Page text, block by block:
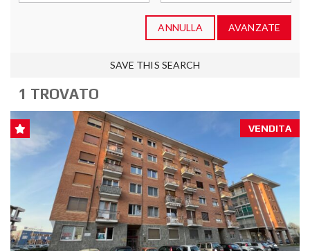
ANNULLA AVANZATE
SAVE THIS SEARCH
1 TROVATO
VENDITA